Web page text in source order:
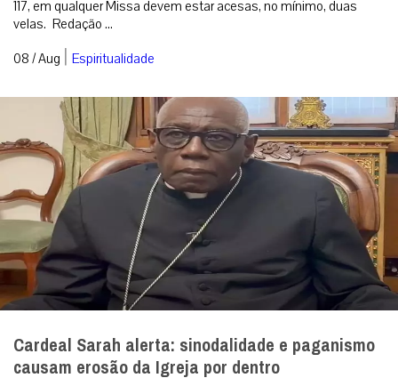
117, em qualquer Missa devem estar acesas, no mínimo, duas
velas. Redação ...
08 / Aug | Espiritualidade
Cardeal Sarah alerta: sinodalidade e paganismo
causam erosão da Igreja por dentro